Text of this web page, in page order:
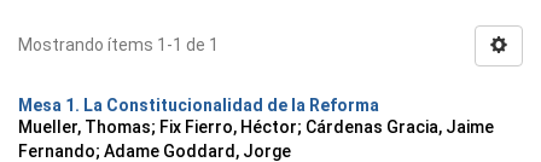
Mostrando ítems 1-1 de 1
Mesa 1. La Constitucionalidad de la Reforma
Mueller, Thomas; Fix Fierro, Héctor; Cárdenas Gracia, Jaime
Fernando; Adame Goddard, Jorge